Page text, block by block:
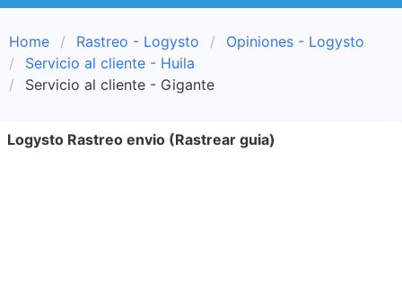
Home Rastreo - Logysto
Opiniones - Logysto
Servicio al cliente - Huila
Servicio al cliente - Gigante
Logysto Rastreo envio (Rastrear guia)